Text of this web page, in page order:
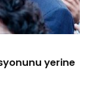
yerine